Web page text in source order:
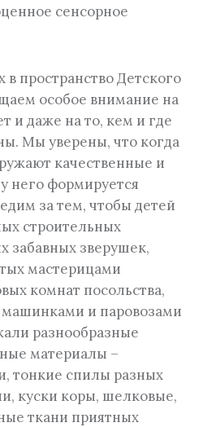
сенсорное
в пространство Детского
особое внимание на
и даже на то, кем и где
Мы уверены, что когда
качественные и
него формируется
за тем, чтобы детей
строительных
забавных зверушек,
мастерицами
комнат посольства,
и паровозами
разнообразные
материалы –
тонкие спилы разных
куски коры, шелковые,
ткани приятных